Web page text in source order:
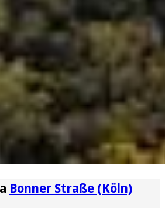
Bonner Straße (Köln)